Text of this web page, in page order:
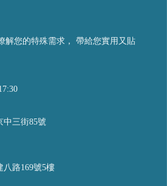
解您的特殊需求， 帶給您實用又貼
中三街85號
八路169號5樓